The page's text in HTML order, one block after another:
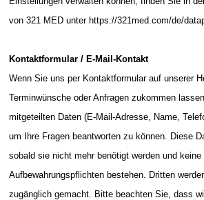
von 321 MED unter https://321med.com/de/
Kontaktformular / E-Mail-Kontakt
Wenn Sie uns per Kontaktformular auf unserer
Terminwünsche oder Anfragen zukommen
mitgeteilten Daten (E-Mail-Adresse, Name,
um Ihre Fragen beantworten zu können. Diese
sobald sie nicht mehr benötigt werden und
Aufbewahrungspflichten bestehen. Dritten
zugänglich gemacht. Bitte beachten Sie, dass